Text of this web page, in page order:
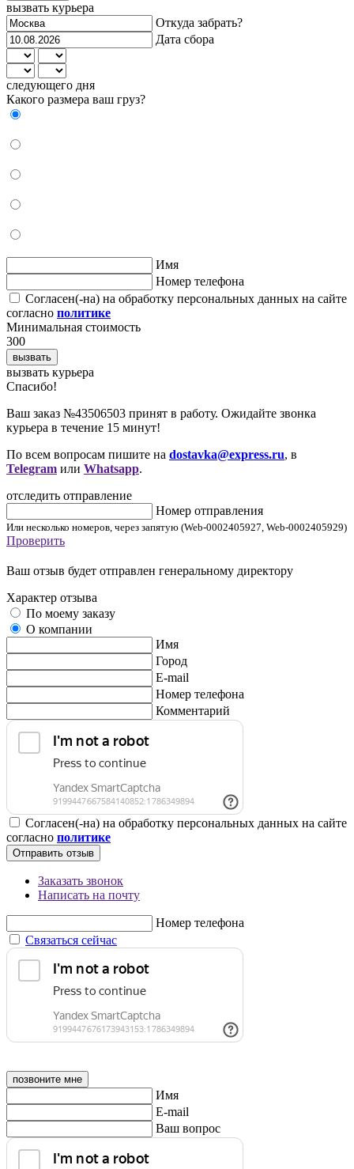
вызвать курьера
Откуда забрать?
Дата сбора
следующего дня
Какого размера ваш груз?
Имя
Номер телефона
Согласен(-на) на обработку персональных данных на сайте
согласно политике
Минимальная стоимость
300
вызвать
вызвать курьера
Cпасибо!
Ваш заказ №43506503 принят в работу. Ожидайте звонка
курьера в течение 15 минут!
По всем вопросам пишите на dostavka@express.ru, в
Telegram или Whatsapp.
отследить отправление
Номер отправления
Или несколько номеров, через запятую (Web-0002405927, Web-0002405929)
Проверить
Ваш отзыв будет отправлен генеральному директору
Характер отзыва
По моему заказу
О компании
Имя
Город
E-mail
Номер телефона
Комментарий
Согласен(-на) на обработку персональных данных на сайте
согласно политике
Отправить отзыв
Заказать звонок
Написать на почту
Номер телефона
Связаться сейчас
позвоните мне
Имя
E-mail
Ваш вопрос